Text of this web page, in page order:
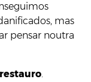
mas
pensar noutra
.